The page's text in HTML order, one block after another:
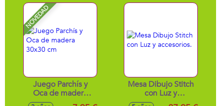
NOVEDAD
Juego Parchís y
Oca de madera
30x30 cm
Mesa Dibujo Stitch
con Luz y
accesorios.